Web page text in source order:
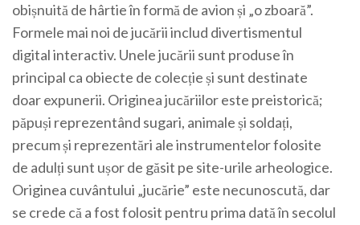
obișnuită de hârtie în formă de avion și „o zboară”.
Formele mai noi de jucării includ divertismentul
digital interactiv. Unele jucării sunt produse în
principal ca obiecte de colecție și sunt destinate
doar expunerii. Originea jucăriilor este preistorică;
păpuși reprezentând sugari, animale și soldați,
precum și reprezentări ale instrumentelor folosite
de adulți sunt ușor de găsit pe site-urile arheologice.
Originea cuvântului „jucărie” este necunoscută, dar
se crede că a fost folosit pentru prima dată în secolul